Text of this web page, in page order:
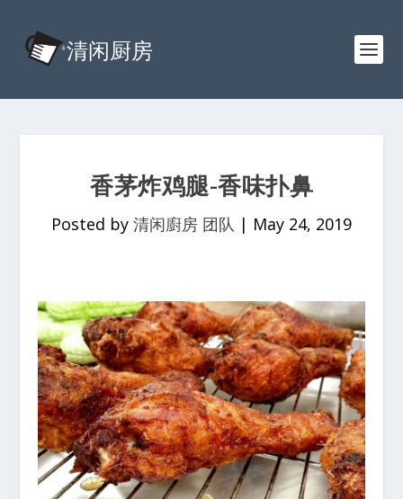
香茅炸鸡腿-香味扑鼻
Posted by 清闲廚房 团队 | May 24, 2019